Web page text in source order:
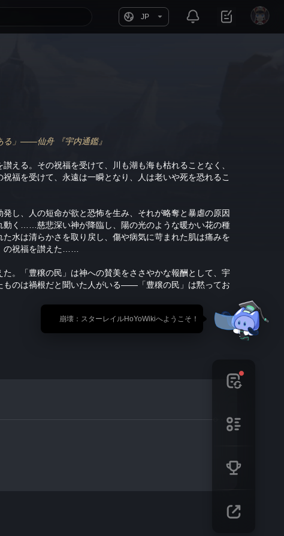
JP
🎉 崩壊：スターレイルHoYoWikiへようこそ！
る」——仙舟 『宇内通鑑』
える。その祝福を受けて、川も湖も海も枯れることなく、
福を受けて、永遠は一瞬となり、人は老いや死を恐れるこ
し、人の短命が欲と恐怖を生み、それが略奪と暴虐の原因
動く……慈悲深い神が降臨し、陽の光のような暖かい花の種
水は清らかさを取り戻し、傷や病気に苛まれた肌は痛みを
の祝福を讃えた……
。「豊穣の民」は神への賛美をささやかな報酬として、宇
ものは禍根だと聞いた人がいる——「豊穣の民」は黙ってお